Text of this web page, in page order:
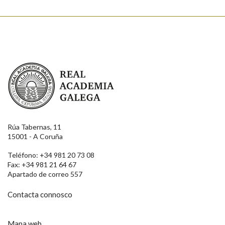
Real Academia Galega
Rúa Tabernas, 11
15001 - A Coruña
Teléfono: +34 981 20 73 08
Fax: +34 981 21 64 67
Apartado de correo 557
Contacta connosco